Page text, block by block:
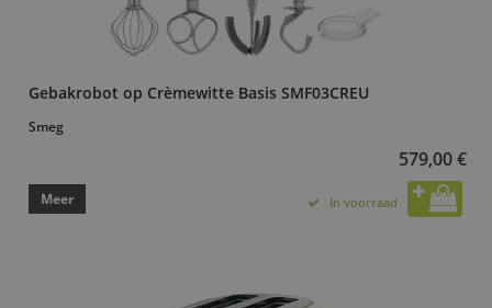
Gebakrobot op Crèmewitte Basis SMF03CREU
Smeg
579,00 €
Meer In voorraad